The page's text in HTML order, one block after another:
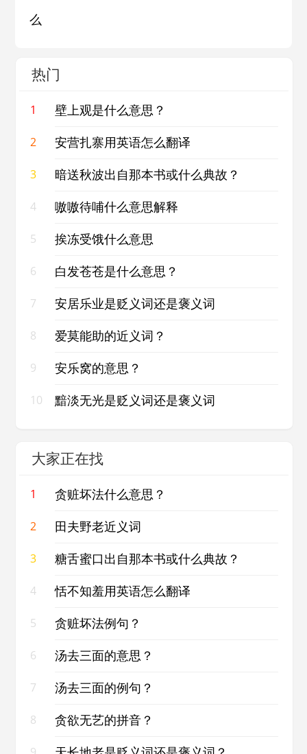
么
热门
1 壁上观是什么意思？
2 安营扎寨用英语怎么翻译
3 暗送秋波出自那本书或什么典故？
4 嗷嗷待哺什么意思解释
5 挨冻受饿什么意思
6 白发苍苍是什么意思？
7 安居乐业是贬义词还是褒义词
8 爱莫能助的近义词？
9 安乐窝的意思？
10 黯淡无光是贬义词还是褒义词
大家正在找
1 贪赃坏法什么意思？
2 田夫野老近义词
3 糖舌蜜口出自那本书或什么典故？
4 恬不知羞用英语怎么翻译
5 贪赃坏法例句？
6 汤去三面的意思？
7 汤去三面的例句？
8 贪欲无艺的拼音？